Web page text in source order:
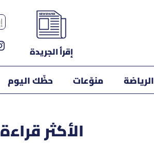
إقرأ الجريدة
الرياضة منوّعات حظّك اليوم
الأكثر قراءة